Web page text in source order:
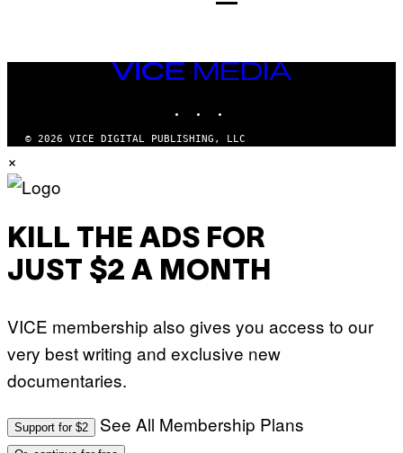
VICE
MEDIA
© 2026 VICE DIGITAL PUBLISHING, LLC
×
KILL THE ADS FOR
JUST $2 A MONTH
VICE membership also gives you access to our
very best writing and exclusive new
documentaries.
Support for $2 See All Membership Plans